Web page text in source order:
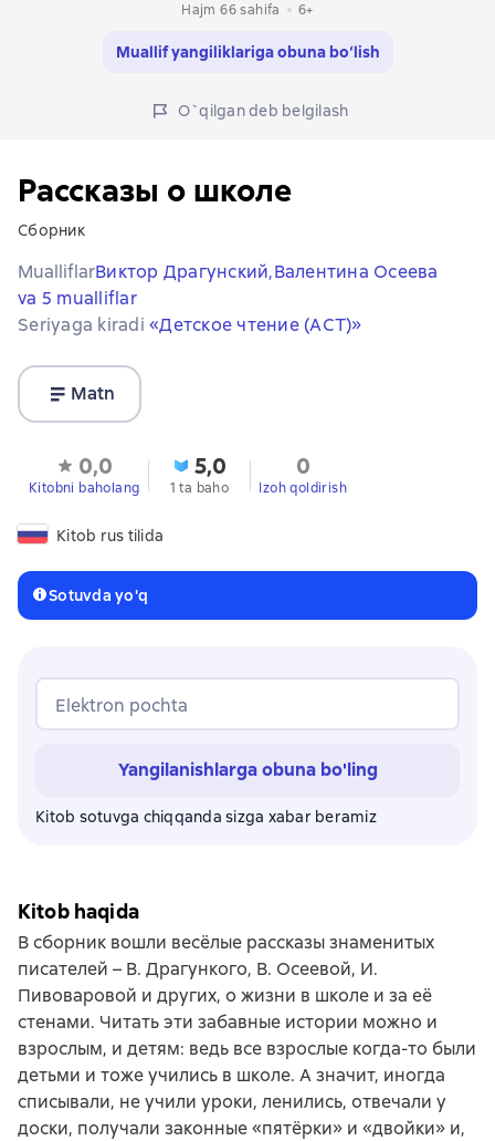
Hajm 66 sahifa
6+
Muallif yangiliklariga obuna bo‘lish
O`qilgan deb belgilash
Рассказы о школе
Сборник
MualliflarВиктор Драгунский,Валентина Осеева
va 5 mualliflar
Seriyaga kiradi «Детское чтение (АСТ)»
Matn
0,0
Kitobni baholang
5,0
1 ta baho
0
Izoh qoldirish
Kitob rus tilida
Sotuvda yo'q
Elektron pochta
Yangilanishlarga obuna bo'ling
Kitob sotuvga chiqqanda sizga xabar beramiz
Kitob haqida
В сборник вошли весёлые рассказы знаменитых
писателей – В. Драгункого, В. Осеевой, И.
Пивоваровой и других, о жизни в школе и за её
стенами. Читать эти забавные истории можно и
взрослым, и детям: ведь все взрослые когда-то были
детьми и тоже учились в школе. А значит, иногда
списывали, не учили уроки, ленились, отвечали у
доски, получали законные «пятёрки» и «двойки» и,